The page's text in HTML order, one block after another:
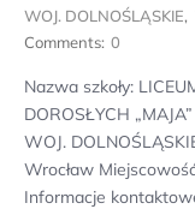
WOJ. DOLNOŚLĄSKIE,
Comments: 0
Nazwa szkoły:
DOROSŁYCH
WOJ.
Wrocław
Informacje